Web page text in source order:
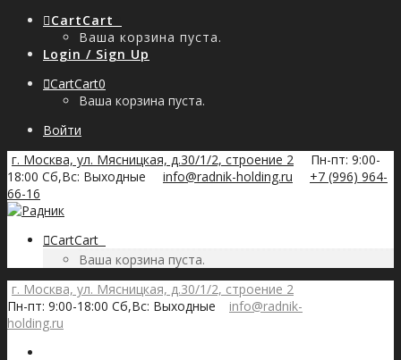
CartCart
Ваша корзина пуста.
Login / Sign Up
CartCart0
Ваша корзина пуста.
Войти
г. Москва, ул. Мясницкая, д.30/1/2, строение 2
Пн-пт: 9:00-
18:00 Сб,Вс: Выходные
info@radnik-holding.ru
+7 (996) 964-
66-16
CartCart
Ваша корзина пуста.
г. Москва, ул. Мясницкая, д.30/1/2, строение 2
Пн-пт: 9:00-18:00 Сб,Вс: Выходные
info@radnik-
holding.ru